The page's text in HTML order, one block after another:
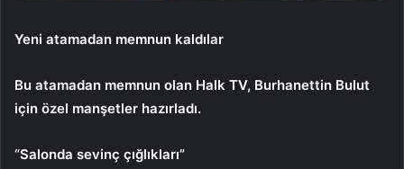
Yeni atamadan memnun kaldılar
Bu atamadan memnun olan Halk TV, Burhanettin Bulut
için özel manşetler hazırladı.
“Salonda sevinç çığlıkları”